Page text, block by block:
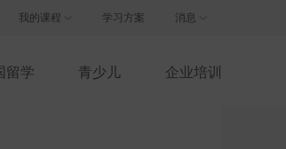
我的课程 学习方案 消息
留学 青少儿 企业培训